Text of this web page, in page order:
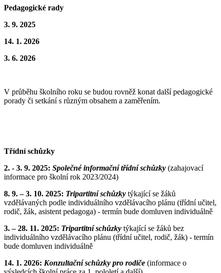
Pedagogické rady
3. 9. 2025
14. 1. 2026
3. 6. 2026
V průběhu školního roku se budou rovněž konat další pedagogické
porady či setkání s různým obsahem a zaměřením.
Třídní schůzky
2. - 3. 9. 2025: Společné informační třídní schůzky (zahajovací
informace pro školní rok 2023/2024)
8. 9. – 3. 10. 2025: Tripartitní schůzky týkající se žáků
vzdělávaných podle individuálního vzdělávacího plánu (třídní učitel,
rodič, žák, asistent pedagoga) - termín bude domluven individuálně
3. – 28. 11. 2025: Tripartitní schůzky týkající se žáků bez
individuálního vzdělávacího plánu (třídní učitel, rodič, žák) - termín
bude domluven individuálně
14. 1. 2026: Konzultační schůzky pro rodiče (informace o